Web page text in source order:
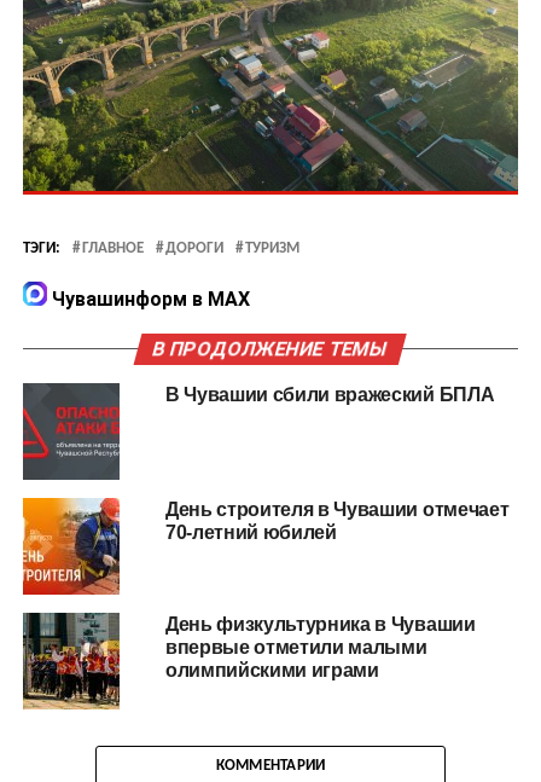
ТЭГИ: ГЛАВНОЕ ДОРОГИ ТУРИЗМ
Чувашинформ в MAX
В ПРОДОЛЖЕНИЕ ТЕМЫ
В Чувашии сбили вражеский БПЛА
День строителя в Чувашии отмечает
70-летний юбилей
День физкультурника в Чувашии
впервые отметили малыми
олимпийскими играми
КОММЕНТАРИИ